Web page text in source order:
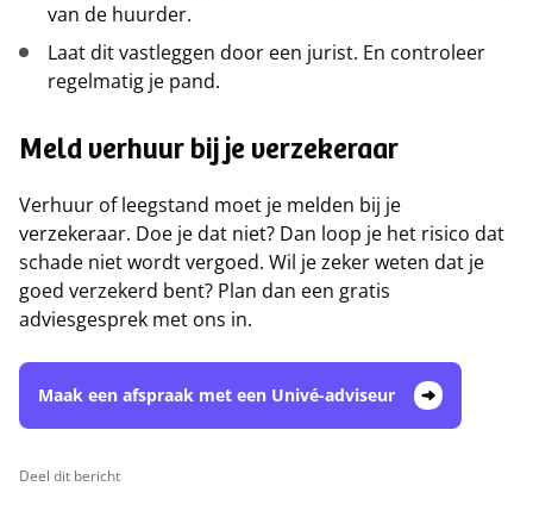
van de huurder.
Laat dit vastleggen door een jurist. En controleer
regelmatig je pand.
Meld verhuur bij je verzekeraar
Verhuur of leegstand moet je melden bij je
verzekeraar. Doe je dat niet? Dan loop je het risico dat
schade niet wordt vergoed. Wil je zeker weten dat je
goed verzekerd bent? Plan dan een gratis
adviesgesprek met ons in.
Maak een afspraak met een Univé-adviseur
Deel dit bericht